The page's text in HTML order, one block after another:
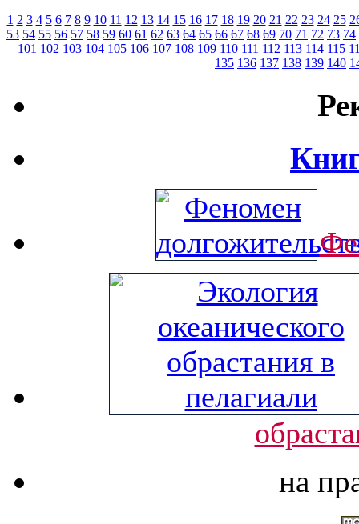
1 2 3 4 5 6 7 8 9 10 11 12 13 14 15 16 17 18 19 20 21 22 23 24 25
53 54 55 56 57 58 59 60 61 62 63 64 65 66 67 68 69 70 71 72 73 74
101 102 103 104 105 106 107 108 109 110 111 112 113 114 115
135 136 137 138 139 140
на